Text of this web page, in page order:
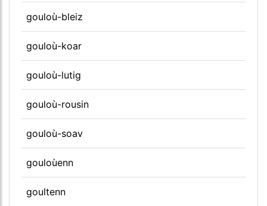
gouloù-bleiz
gouloù-koar
gouloù-lutig
gouloù-rousin
gouloù-soav
gouloùenn
goultenn